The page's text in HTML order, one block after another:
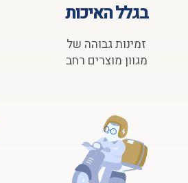
בגלל האיכות
זמינות גבוהה של
מגוון מוצרים רחב